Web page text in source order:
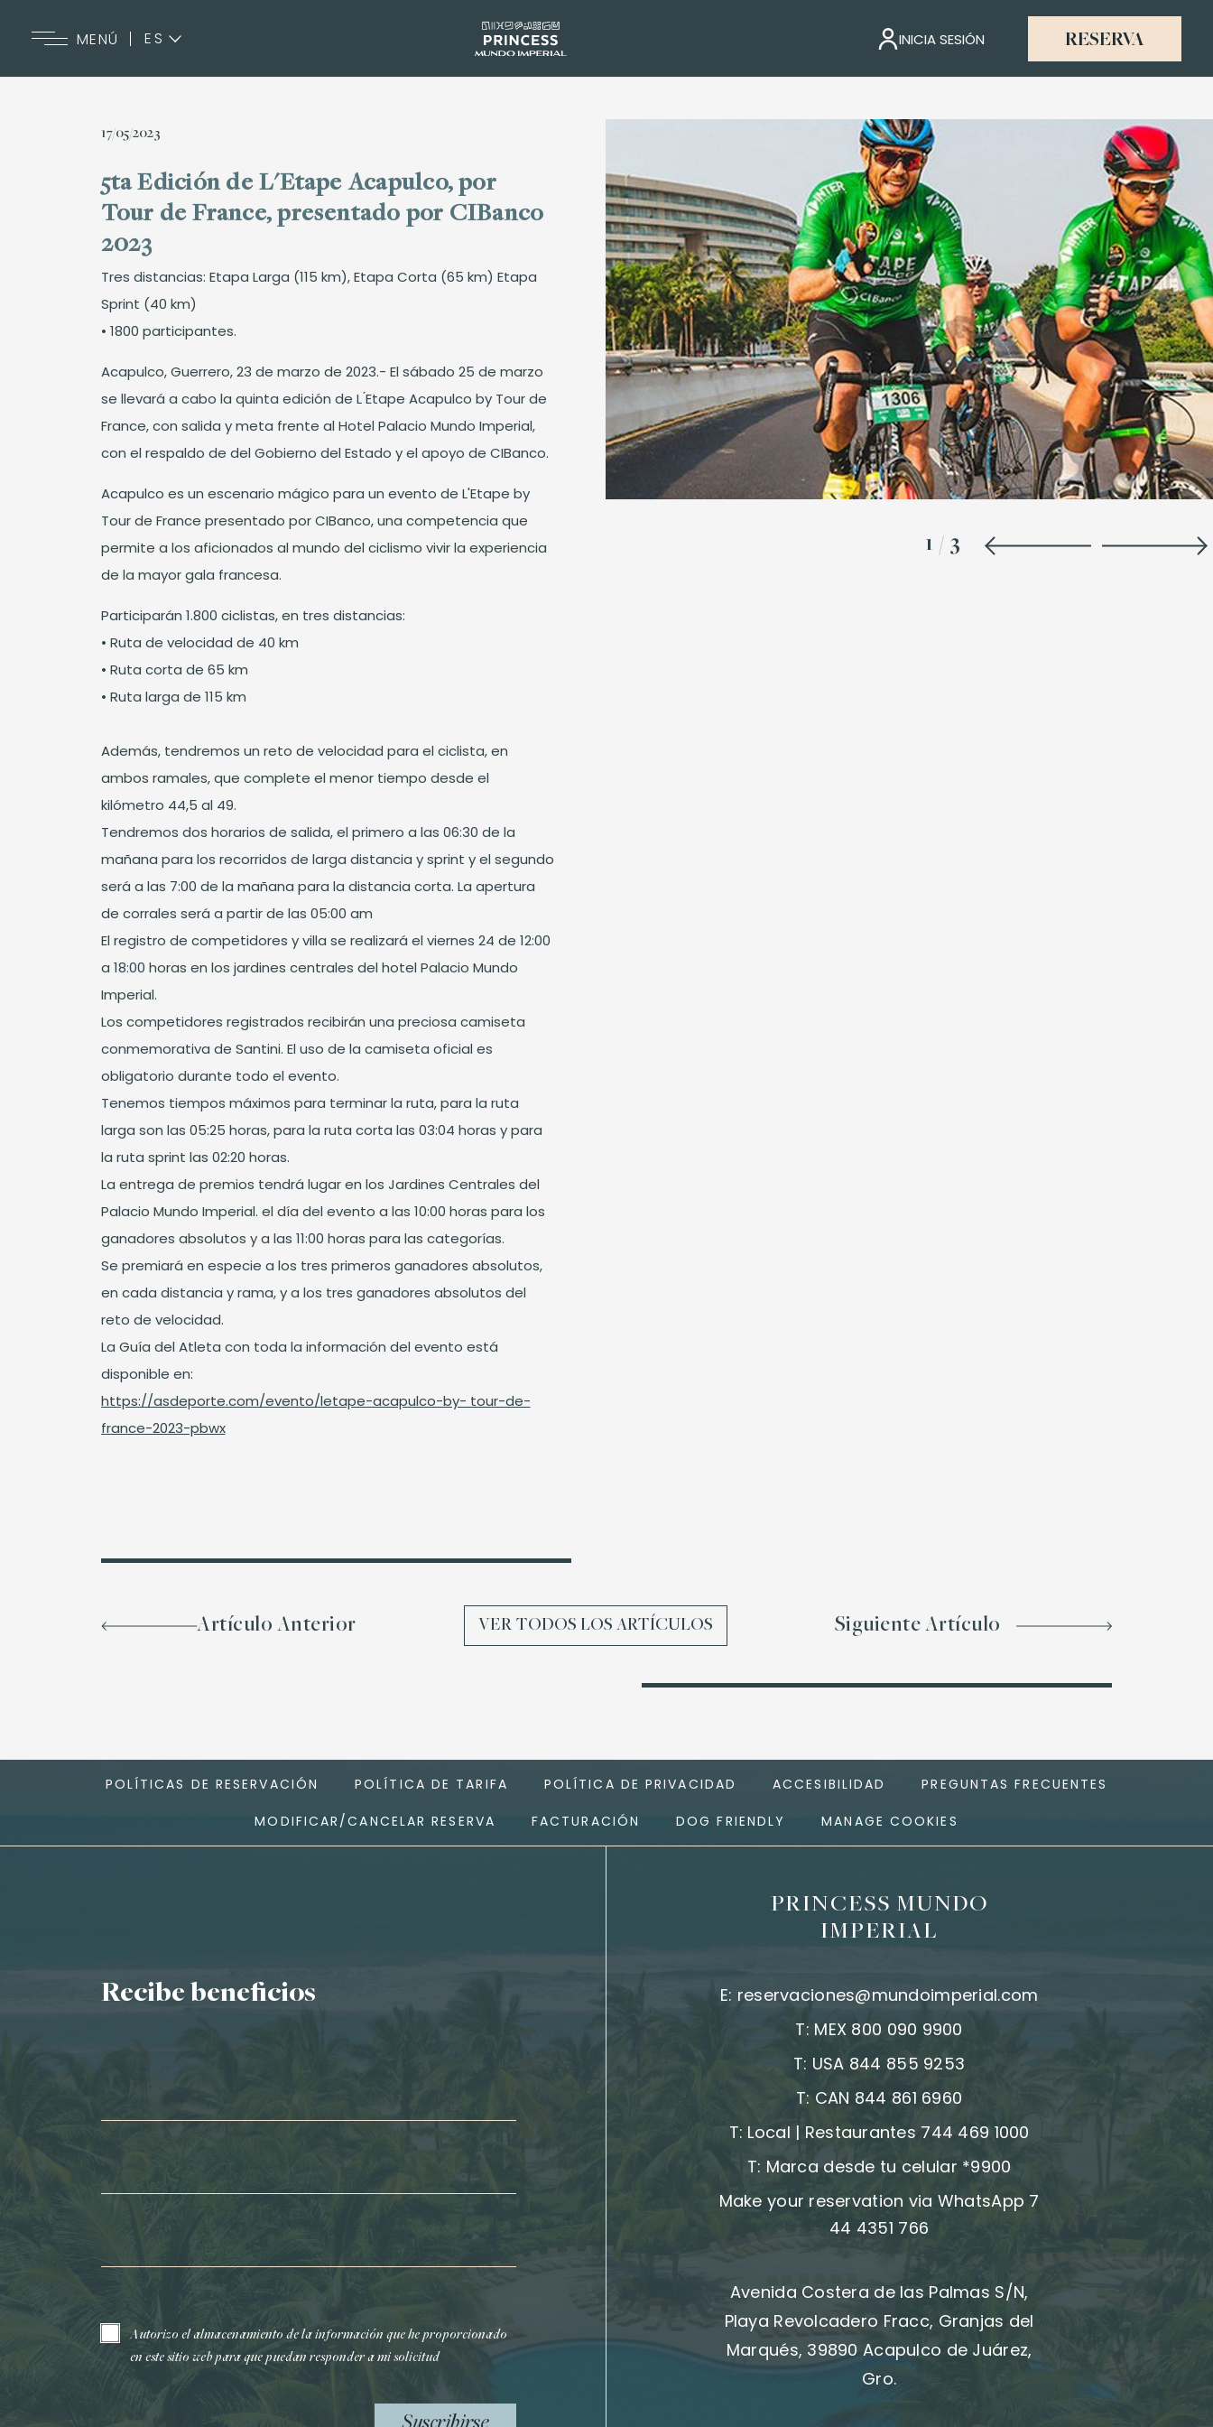
MENÚ
ES
INICIA SESIÓN RESERVA
1 / 3
17/05/2023
5ta Edición de L'Etape Acapulco, por
Tour de France, presentado por CIBanco
2023
Tres distancias: Etapa Larga (115 km), Etapa Corta (65 km) Etapa
Sprint (40 km)
• 1800 participantes.
Acapulco, Guerrero, 23 de marzo de 2023.- El sábado 25 de marzo
se llevará a cabo la quinta edición de L ́Etape Acapulco by Tour de
France, con salida y meta frente al Hotel Palacio Mundo Imperial,
con el respaldo de del Gobierno del Estado y el apoyo de CIBanco.
Acapulco es un escenario mágico para un evento de L'Etape by
Tour de France presentado por CIBanco, una competencia que
permite a los aficionados al mundo del ciclismo vivir la experiencia
de la mayor gala francesa.
Participarán 1.800 ciclistas, en tres distancias:
• Ruta de velocidad de 40 km
• Ruta corta de 65 km
• Ruta larga de 115 km
Además, tendremos un reto de velocidad para el ciclista, en
ambos ramales, que complete el menor tiempo desde el
kilómetro 44,5 al 49.
Tendremos dos horarios de salida, el primero a las 06:30 de la
mañana para los recorridos de larga distancia y sprint y el segundo
será a las 7:00 de la mañana para la distancia corta. La apertura
de corrales será a partir de las 05:00 am
El registro de competidores y villa se realizará el viernes 24 de 12:00
a 18:00 horas en los jardines centrales del hotel Palacio Mundo
Imperial.
Los competidores registrados recibirán una preciosa camiseta
conmemorativa de Santini. El uso de la camiseta oficial es
obligatorio durante todo el evento.
Tenemos tiempos máximos para terminar la ruta, para la ruta
larga son las 05:25 horas, para la ruta corta las 03:04 horas y para
la ruta sprint las 02:20 horas.
La entrega de premios tendrá lugar en los Jardines Centrales del
Palacio Mundo Imperial. el día del evento a las 10:00 horas para los
ganadores absolutos y a las 11:00 horas para las categorías.
Se premiará en especie a los tres primeros ganadores absolutos,
en cada distancia y rama, y a los tres ganadores absolutos del
reto de velocidad.
La Guía del Atleta con toda la información del evento está
disponible en:
https://asdeporte.com/evento/letape-acapulco-by- tour-de-
france-2023-pbwx
Artículo Anterior VER TODOS LOS ARTÍCULOS Siguiente Artículo
POLÍTICAS DE RESERVACIÓN POLÍTICA DE TARIFA POLÍTICA DE PRIVACIDAD ACCESIBILIDAD PREGUNTAS FRECUENTES
MODIFICAR/CANCELAR RESERVA FACTURACIÓN DOG FRIENDLY MANAGE COOKIES
Recibe beneficios
Autorizo el almacenamiento de la información que he proporcionado
en este sitio web para que puedan responder a mi solicitud
PRINCESS MUNDO
IMPERIAL
E: reservaciones@mundoimperial.com
T: MEX 800 090 9900
T: USA 844 855 9253
T: CAN 844 861 6960
T: Local | Restaurantes 744 469 1000
T: Marca desde tu celular *9900
Make your reservation via WhatsApp 7
44 4351 766
Avenida Costera de las Palmas S/N,
Playa Revolcadero Fracc, Granjas del
Marqués, 39890 Acapulco de Juárez,
Gro.